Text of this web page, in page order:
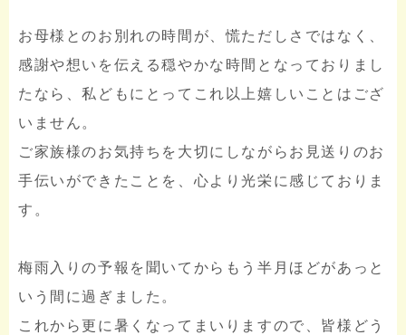
お母様とのお別れの時間が、慌ただしさではなく、
感謝や想いを伝える穏やかな時間となっておりまし
たなら、私どもにとってこれ以上嬉しいことはござ
いません。
ご家族様のお気持ちを大切にしながらお見送りのお
手伝いができたことを、心より光栄に感じておりま
す。
梅雨入りの予報を聞いてからもう半月ほどがあっと
いう間に過ぎました。
これから更に暑くなってまいりますので、皆様どう